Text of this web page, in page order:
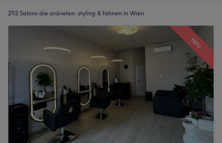
292 Salons die anbieten: styling & föhnen in Wien
NEU